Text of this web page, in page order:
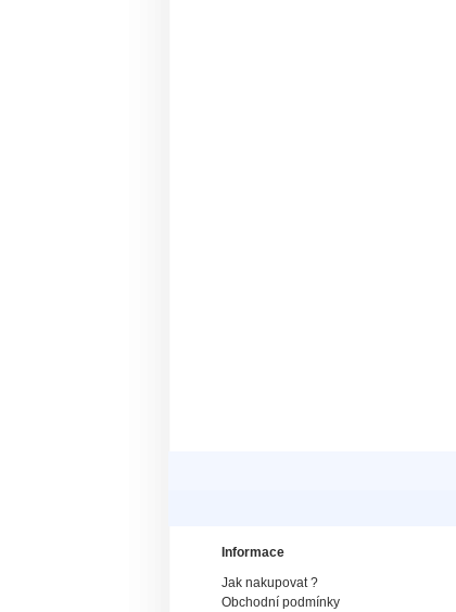
Informace
Jak nakupovat ?
Obchodní podmínky